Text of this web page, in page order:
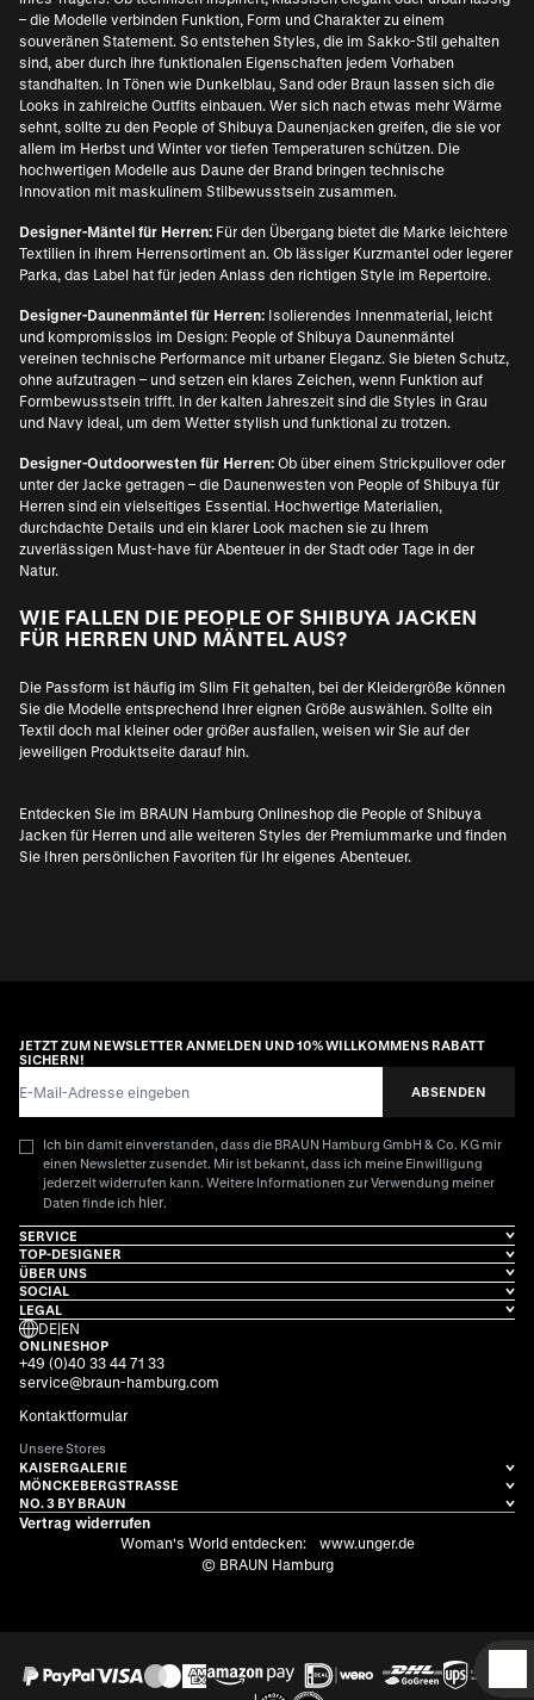
– die Modelle verbinden Funktion, Form und Charakter zu einem
souveränen Statement. So entstehen Styles, die im Sakko-Stil gehalten
sind, aber durch ihre funktionalen Eigenschaften jedem Vorhaben
standhalten. In Tönen wie Dunkelblau, Sand oder Braun lassen sich die
Looks in zahlreiche Outfits einbauen. Wer sich nach etwas mehr Wärme
sehnt, sollte zu den People of Shibuya Daunenjacken greifen, die sie vor
allem im Herbst und Winter vor tiefen Temperaturen schützen. Die
hochwertigen Modelle aus Daune der Brand bringen technische
Innovation mit maskulinem Stilbewusstsein zusammen.
Designer-Mäntel für Herren: Für den Übergang bietet die Marke leichtere
Textilien in ihrem Herrensortiment an. Ob lässiger Kurzmantel oder legerer
Parka, das Label hat für jeden Anlass den richtigen Style im Repertoire.
Designer-Daunenmäntel für Herren: Isolierendes Innenmaterial, leicht
und kompromisslos im Design: People of Shibuya Daunenmäntel
vereinen technische Performance mit urbaner Eleganz. Sie bieten Schutz,
ohne aufzutragen – und setzen ein klares Zeichen, wenn Funktion auf
Formbewusstsein trifft. In der kalten Jahreszeit sind die Styles in Grau
und Navy ideal, um dem Wetter stylish und funktional zu trotzen.
Designer-Outdoorwesten für Herren: Ob über einem Strickpullover oder
unter der Jacke getragen – die Daunenwesten von People of Shibuya für
Herren sind ein vielseitiges Essential. Hochwertige Materialien,
durchdachte Details und ein klarer Look machen sie zu Ihrem
zuverlässigen Must-have für Abenteuer in der Stadt oder Tage in der
Natur.
WIE FALLEN DIE PEOPLE OF SHIBUYA JACKEN
FÜR HERREN UND MÄNTEL AUS?
Die Passform ist häufig im Slim Fit gehalten, bei der Kleidergröße können
Sie die Modelle entsprechend Ihrer eignen Größe auswählen. Sollte ein
Textil doch mal kleiner oder größer ausfallen, weisen wir Sie auf der
jeweiligen Produktseite darauf hin.
Entdecken Sie im BRAUN Hamburg Onlineshop die People of Shibuya
Jacken für Herren und alle weiteren Styles der Premiummarke und finden
Sie Ihren persönlichen Favoriten für Ihr eigenes Abenteuer.
JETZT ZUM NEWSLETTER ANMELDEN UND 10% WILLKOMMENS RABATT
SICHERN!
ABSENDEN
Ich bin damit einverstanden, dass die BRAUN Hamburg GmbH & Co. KG mir
einen Newsletter zusendet. Mir ist bekannt, dass ich meine Einwilligung
jederzeit widerrufen kann. Weitere Informationen zur Verwendung meiner
Daten finde ich hier.
SERVICE
TOP-DESIGNER
ÜBER UNS
SOCIAL
LEGAL
DE|EN
ONLINESHOP
+49 (0)40 33 44 71 33
service@braun-hamburg.com
Kontaktformular
Unsere Stores
KAISERGALERIE
MÖNCKEBERGSTRASSE
NO. 3 BY BRAUN
Vertrag widerrufen
Woman's World entdecken:
www.unger.de
© BRAUN Hamburg